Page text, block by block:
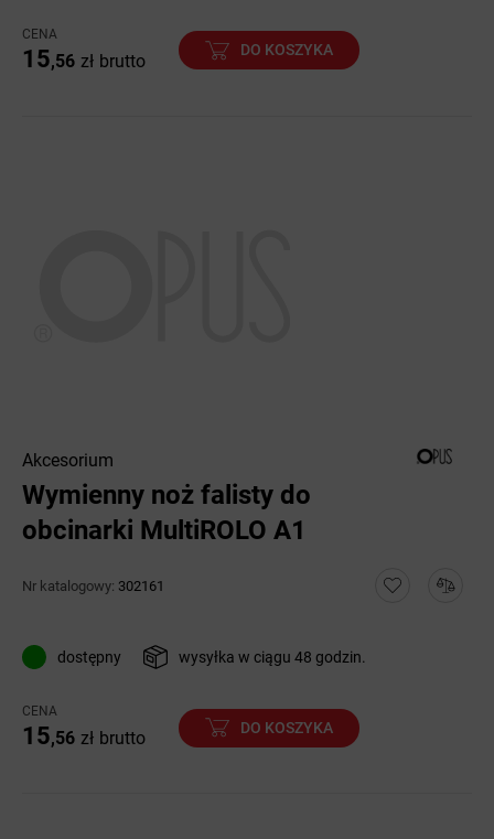
CENA
15,56 zł brutto
DO KOSZYKA
Akcesorium
Wymienny noż falisty do
obcinarki MultiROLO A1
Nr katalogowy: 302161
dostępny wysyłka w ciągu 48 godzin.
CENA
15,56 zł brutto
DO KOSZYKA